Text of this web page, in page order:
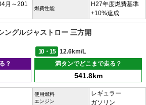
月～201
燃費性能
H27年度燃費基準
+10%達成
ングルジャストロー 三方開
10・15
12.6km/L
？
満タンでどこまで走る？
541.8km
使用燃料
エンジン
レギュラー
ガソリン